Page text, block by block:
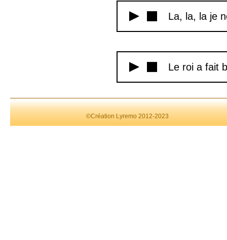
La, la, la je
Le roi a fait
©Création Lyremo 2012-2023